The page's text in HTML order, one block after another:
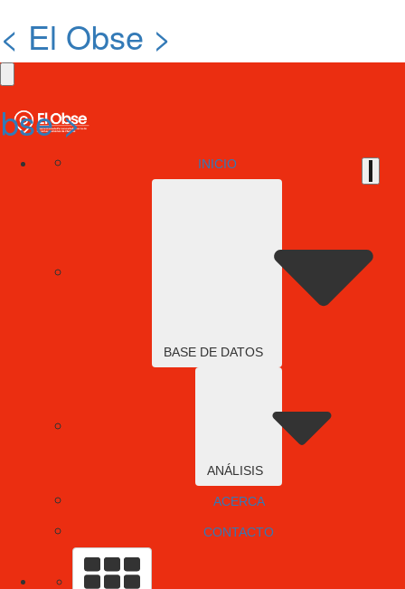
< El Obse >
>
INICIO
BASE DE DATOS
ANÁLISIS
ACERCA
CONTACTO